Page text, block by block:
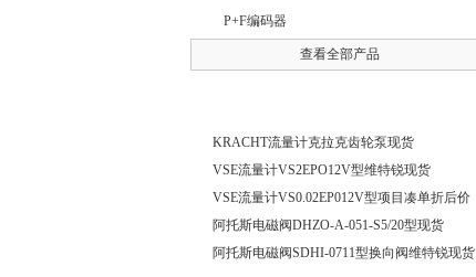
P+F编码器
查看全部产品
KRACHT流量计克拉克齿轮泵现货
VSE流量计VS2EPO12V型维特锐现货
VSE流量计VS0.02EP012V型项目凑单折后价
阿托斯电磁阀DHZO-A-051-S5/20型现货
阿托斯电磁阀SDHI-0711型换向阀维特锐现货